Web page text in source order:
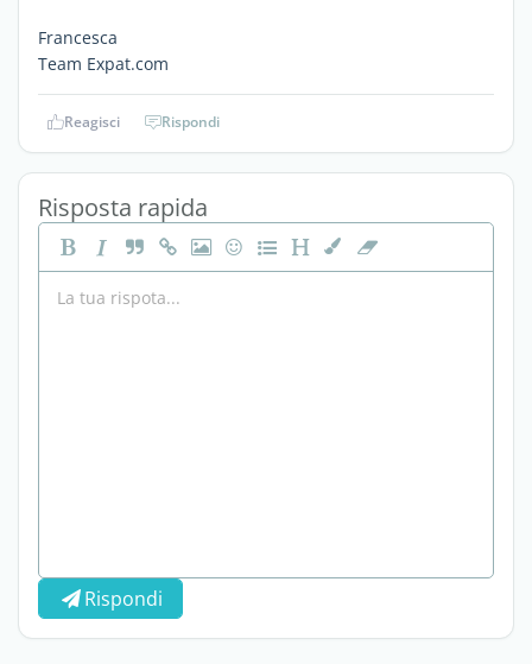
Francesca
Team Expat.com
Reagisci Rispondi
Risposta rapida
Rispondi